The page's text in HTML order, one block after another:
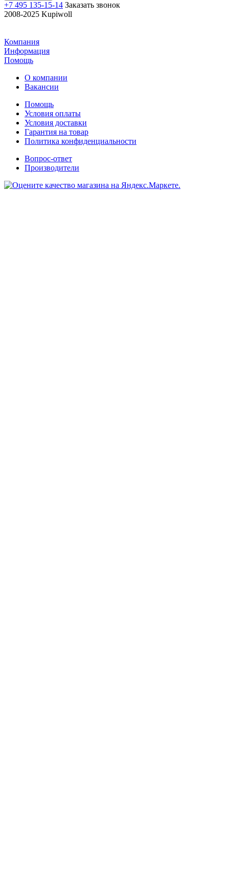
+7 495 135-15-14 Заказать звонок
2008-2025 Kupiwoll
Компания
Информация
Помощь
О компании
Вакансии
Помощь
Условия оплаты
Условия доставки
Гарантия на товар
Политика конфиденциальности
Вопрос-ответ
Производители